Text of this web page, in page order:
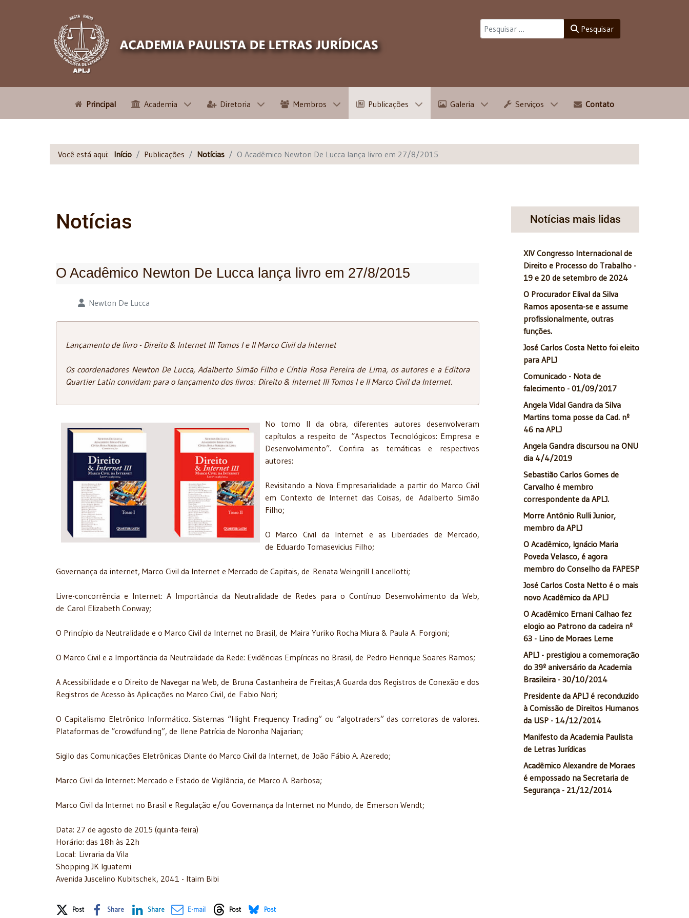
Pesquisar
Principal Academia Diretoria Membros Publicações Galeria Serviços Contato
Você está aqui: Início Publicações Notícias O Acadêmico Newton De Lucca lança livro em 27/8/2015
Notícias
O Acadêmico Newton De Lucca lança livro em 27/8/2015
Detalhes Newton De Lucca
Lançamento de livro - Direito & Internet III Tomos I e II Marco Civil da Internet
Os coordenadores Newton De Lucca, Adalberto Simão Filho e Cíntia Rosa Pereira de Lima, os autores e a Editora
Quartier Latin convidam para o lançamento dos livros: Direito & Internet III Tomos I e II Marco Civil da Internet.
No tomo II da obra, diferentes autores desenvolveram
capítulos a respeito de “Aspectos Tecnológicos: Empresa e
Desenvolvimento”. Confira as temáticas e respectivos
autores:
Revisitando a Nova Empresarialidade a partir do Marco Civil
em Contexto de Internet das Coisas, de Adalberto Simão
Filho;
O Marco Civil da Internet e as Liberdades de Mercado,
de Eduardo Tomasevicius Filho;
Governança da internet, Marco Civil da Internet e Mercado de Capitais, de Renata Weingrill Lancellotti;
Livre-concorrência e Internet: A Importância da Neutralidade de Redes para o Contínuo Desenvolvimento da Web,
de Carol Elizabeth Conway;
O Princípio da Neutralidade e o Marco Civil da Internet no Brasil, de Maira Yuriko Rocha Miura & Paula A. Forgioni;
O Marco Civil e a Importância da Neutralidade da Rede: Evidências Empíricas no Brasil, de Pedro Henrique Soares Ramos;
A Acessibilidade e o Direito de Navegar na Web, de Bruna Castanheira de Freitas;A Guarda dos Registros de Conexão e dos
Registros de Acesso às Aplicações no Marco Civil, de Fabio Nori;
O Capitalismo Eletrônico Informático. Sistemas “Hight Frequency Trading” ou “algotraders” das corretoras de valores.
Plataformas de “crowdfunding”, de Ilene Patrícia de Noronha Najjarian;
Sigilo das Comunicações Eletrônicas Diante do Marco Civil da Internet, de João Fábio A. Azeredo;
Marco Civil da Internet: Mercado e Estado de Vigilância, de Marco A. Barbosa;
Marco Civil da Internet no Brasil e Regulação e/ou Governança da Internet no Mundo, de Emerson Wendt;
Data: 27 de agosto de 2015 (quinta-feira)
Horário: das 18h às 22h
Local: Livraria da Vila
Shopping JK Iguatemi
Avenida Juscelino Kubitschek, 2041 - Itaim Bibi
Share on Social Media
Post Share Share E-mail Post Post
Notícias mais lidas
XIV Congresso Internacional de
Direito e Processo do Trabalho -
19 e 20 de setembro de 2024
O Procurador Elival da Silva
Ramos aposenta-se e assume
profissionalmente, outras
funções.
José Carlos Costa Netto foi eleito
para APLJ
Comunicado - Nota de
falecimento - 01/09/2017
Angela Vidal Gandra da Silva
Martins toma posse da Cad. nº
46 na APLJ
Angela Gandra discursou na ONU
dia 4/4/2019
Sebastião Carlos Gomes de
Carvalho é membro
correspondente da APLJ.
Morre Antônio Rulli Junior,
membro da APLJ
O Acadêmico, Ignácio Maria
Poveda Velasco, é agora
membro do Conselho da FAPESP
José Carlos Costa Netto é o mais
novo Acadêmico da APLJ
O Acadêmico Ernani Calhao fez
elogio ao Patrono da cadeira nº
63 - Lino de Moraes Leme
APLJ - prestigiou a comemoração
do 39º aniversário da Academia
Brasileira - 30/10/2014
Presidente da APLJ é reconduzido
à Comissão de Direitos Humanos
da USP - 14/12/2014
Manifesto da Academia Paulista
de Letras Jurídicas
Acadêmico Alexandre de Moraes
é empossado na Secretaria de
Segurança - 21/12/2014